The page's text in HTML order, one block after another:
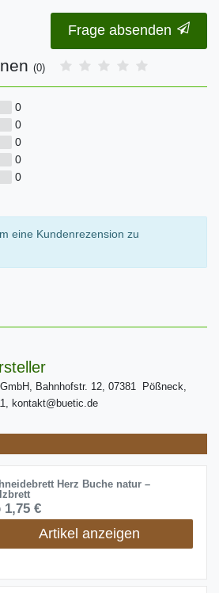
Frage absenden
(0)
0
0
0
0
0
eine Kundenrezension zu
Bahnhofstr. 12, 07381 Pößneck,
kontakt@buetic.de
Herz Buche natur –
1,75 €
Artikel anzeigen